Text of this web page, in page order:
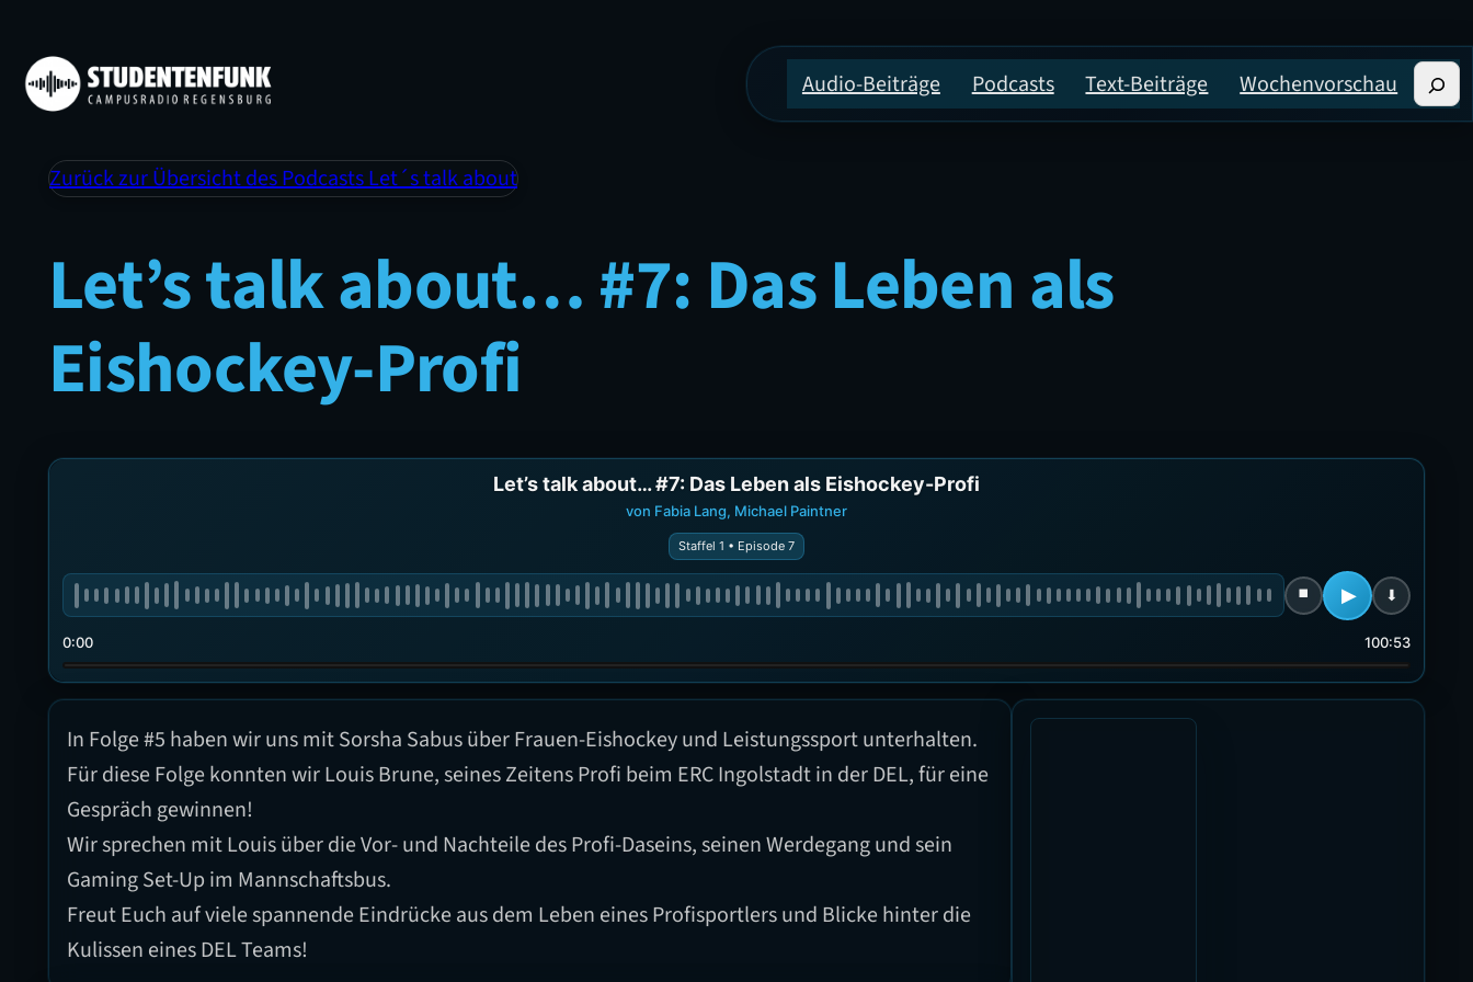
Audio-Beiträge Podcasts Text-Beiträge Wochenvorschau
Zurück zur Übersicht des Podcasts Let´s talk about
Let’s talk about… #7: Das Leben als
Eishockey-Profi
Let’s talk about… #7: Das Leben als Eishockey-Profi
von Fabia Lang, Michael Paintner
Staffel 1 • Episode 7
0:00 100:53
In Folge #5 haben wir uns mit Sorsha Sabus über Frauen-Eishockey und Leistungssport unterhalten.
Für diese Folge konnten wir Louis Brune, seines Zeitens Profi beim ERC Ingolstadt in der DEL, für eine
Gespräch gewinnen!
Wir sprechen mit Louis über die Vor- und Nachteile des Profi-Daseins, seinen Werdegang und sein
Gaming Set-Up im Mannschaftsbus.
Freut Euch auf viele spannende Eindrücke aus dem Leben eines Profisportlers und Blicke hinter die
Kulissen eines DEL Teams!